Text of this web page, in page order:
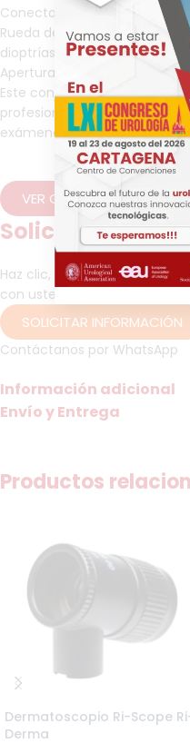
Conector de enchufe rápido
Rueda de enfoque con
dioptrías
Apertura con círculo grande
Este conjunto de
profesionales médicos que
exámenes clínicos.
VER CATÁLOGO
Solicitud de
Haz clic, dejenos sus datos
con usted para brindarle más
SOLICITAR INFORMACIÓN
Contáctanos por WhatsApp
Información adicional
Envío y Entrega
Productos
Dermatoscopio Ri-Scope
Derma